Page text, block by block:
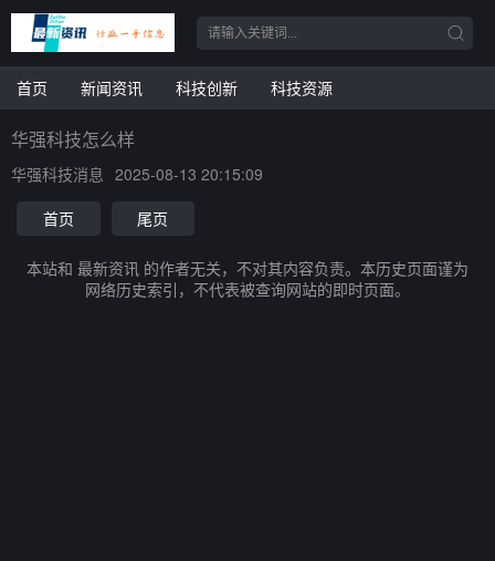
首页 新闻资讯 科技创新 科技资源
华强科技怎么样
华强科技消息 2025-08-13 20:15:09
首页
尾页
本站和 最新资讯 的作者无关，不对其内容负责。本历史页面谨为
网络历史索引，不代表被查询网站的即时页面。